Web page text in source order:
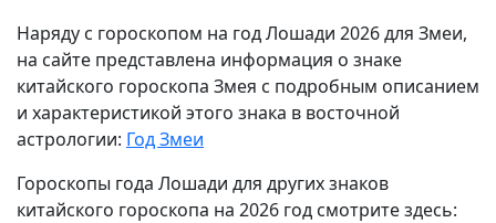
Наряду с гороскопом на год Лошади 2026 для Змеи,
на сайте представлена информация о знаке
китайского гороскопа Змея с подробным описанием
и характеристикой этого знака в восточной
астрологии: Год Змеи
Гороскопы года Лошади для других знаков
китайского гороскопа на 2026 год смотрите здесь: